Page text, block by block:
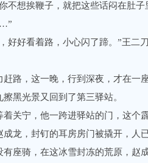
想挨鞭子，就把这些话闷在肚子
好看着路，小心闪了蹄。”王二刀
，这一晚，行到深夜，才在一
黑光景又回到了第三驿站。
宁，他一跨进驿站的门，这个霹
，封钉的耳房房门被撬开，人
有座骑，在这冰雪封冻的荒原，赵